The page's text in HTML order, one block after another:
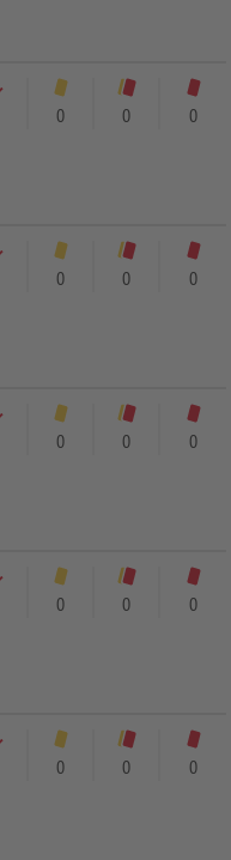
0 0 0
0 0 0
0 0 0
0 0 0
0 0 0